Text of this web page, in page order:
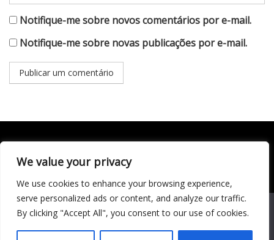
We value your privacy
We use cookies to enhance your browsing experience,
serve personalized ads or content, and analyze our traffic.
By clicking "Accept All", you consent to our use of cookies.
Notifique-me sobre novos comentários por e-mail.
Notifique-me sobre novas publicações por e-mail.
Todo conteúdo publicado neste portal, incluindo textos,
responsabilidade do autor. © 2020 - 2024 Todos os direitos
reservados ao site Matéria Livre Royale News by
Themebeez
Economia
We use cookies to ensure that we give you the best
experience on our website. If you continue to use this site we
will assume that you are happy with it.